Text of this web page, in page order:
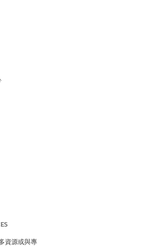
隔、啟用、分析或任何其他作業。以下是可用
資源或與專